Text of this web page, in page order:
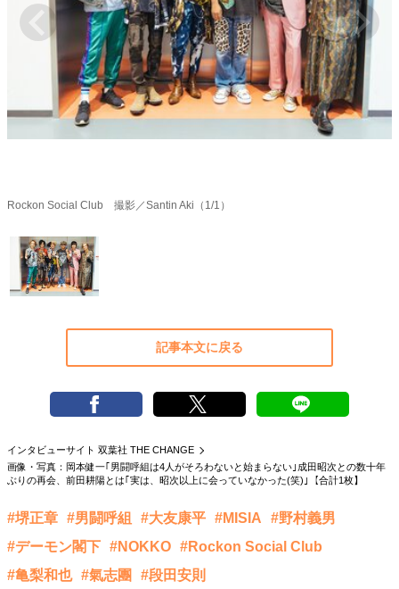
マインドセット
重圧との向き合い方 一流のルーティン
20代の現在地
忘れられない言葉
10代・20代の土台
パートナーとの歩み方
熱狂できるもの
私を彩るエッセンス
70代のグランドデザイン
Rockon Social Club 撮影／Santin Aki（1/1）
記事本文に戻る
インタビューサイト 双葉社 THE CHANGE
画像・写真：岡本健一｢男闘呼組は4人がそろわないと始まらない｣成田昭次との数十年
ぶりの再会、前田耕陽とは｢実は、昭次以上に会っていなかった(笑)｣【合計1枚】
#堺正章 #男闘呼組 #大友康平 #MISIA
#野村義男
#デーモン閣下 #NOKKO #Rockon Social Club
#亀梨和也 #氣志團 #段田安則